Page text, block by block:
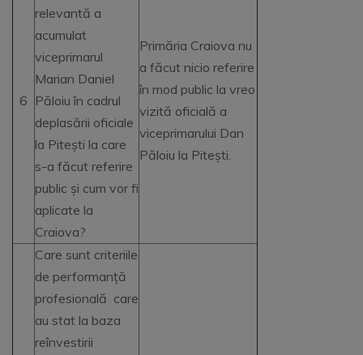
6
relevantă a
acumulat
viceprimarul
Marian Daniel
Păloiu în cadrul
deplasării oficiale
la Pitești la care
s-a făcut referire
public și cum vor fi
aplicate la
Craiova?
Primăria Craiova nu
a făcut nicio referire
în mod public la vreo
vizită oficială a
viceprimarului Dan
Păloiu la Pitești.
Care sunt criteriile
de performanță
profesională care
au stat la baza
reînvestirii